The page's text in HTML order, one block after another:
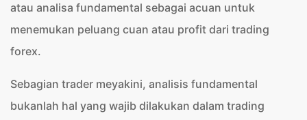
atau analisa fundamental sebagai acuan untuk
menemukan peluang cuan atau profit dari trading
forex.
Sebagian trader meyakini, analisis fundamental
bukanlah hal yang wajib dilakukan dalam trading